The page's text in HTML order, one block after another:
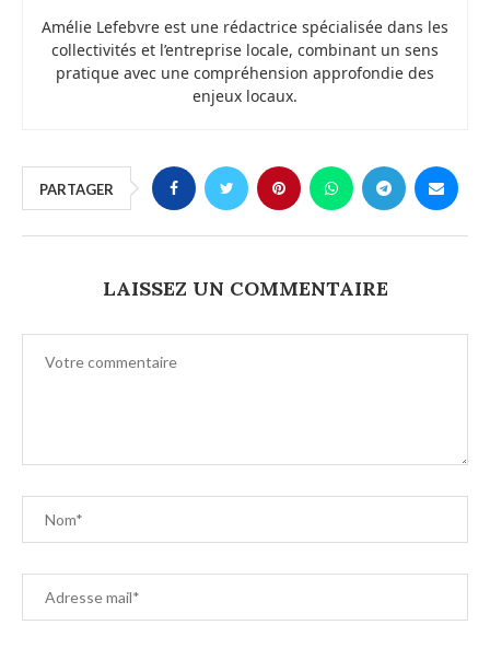
Amélie Lefebvre est une rédactrice spécialisée dans les
collectivités et l’entreprise locale, combinant un sens
pratique avec une compréhension approfondie des
enjeux locaux.
PARTAGER
LAISSEZ UN COMMENTAIRE